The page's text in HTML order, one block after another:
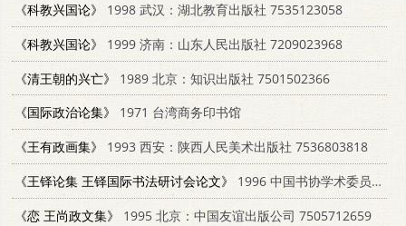
《科教兴国论》
1998 武汉：湖北教育出版社 7535123058
《科教兴国论》
1999 济南：山东人民出版社 7209023968
《清王朝的兴亡》
1989 北京：知识出版社 7501502366
《国际政治论集》
1971 台湾商务印书馆
《王有政画集》
1993 西安：陕西人民美术出版社 7536803818
《王铎论集 王铎国际书法研讨会论文》
1996 中国书协学术委员会；王铎书画研究院；孟津王铎书法馆
《恋 王尚政文集》
1995 北京：中国友谊出版公司 7505712659